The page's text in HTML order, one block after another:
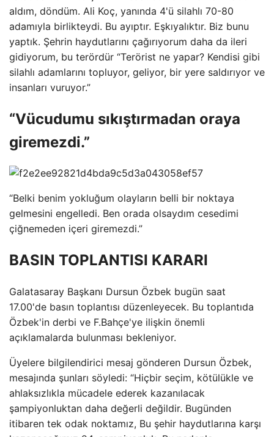
aldım, döndüm. Ali Koç, yanında 4'ü silahlı 70-80
adamıyla birlikteydi. Bu ayıptır. Eşkıyalıktır. Biz bunu
yaptık. Şehrin haydutlarını çağırıyorum daha da ileri
gidiyorum, bu terördür “Terörist ne yapar? Kendisi gibi
silahlı adamlarını topluyor, geliyor, bir yere saldırıyor ve
insanları vuruyor.”
“Vücudumu sıkıştırmadan oraya
giremezdi.”
“Belki benim yokluğum olayların belli bir noktaya
gelmesini engelledi. Ben orada olsaydım cesedimi
çiğnemeden içeri giremezdi.”
BASIN TOPLANTISI KARARI
Galatasaray Başkanı Dursun Özbek bugün saat
17.00'de basın toplantısı düzenleyecek. Bu toplantıda
Özbek'in derbi ve F.Bahçe'ye ilişkin önemli
açıklamalarda bulunması bekleniyor.
Üyelere bilgilendirici mesaj gönderen Dursun Özbek,
mesajında ​​şunları söyledi: “Hiçbir seçim, kötülükle ve
ahlaksızlıkla mücadele ederek kazanılacak
şampiyonluktan daha değerli değildir. Bugünden
itibaren tek odak noktamız, Bu şehir haydutlarına karşı